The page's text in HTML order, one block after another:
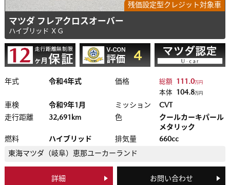
残価設定型クレジット対象車
マツダ フレアクロスオーバー
ハイブリッド ＸＧ
年式 令和4年式 価格 総額 111.0万円
本体 104.8万円
車検 令和9年1月 ミッション
CVT
走行距離
32,691km 色
クールカーキパール
メタリック
燃料
ハイブリッド 排気量
660cc
東海マツダ（岐阜） 恵那ユーカーランド
詳細 お問い合わせ